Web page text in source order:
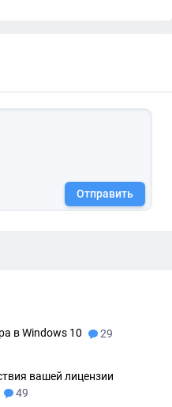
в Windows 10 29
вашей лицензии
49
Отправить